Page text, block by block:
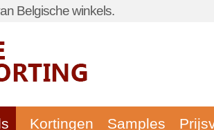
Belgische winkels.
Kortingen Samples